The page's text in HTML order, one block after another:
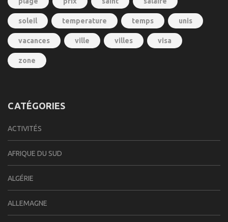
soleil temperature temps unis
vacances ville villes visa
zone
CATÉGORIES
ACTIVITÉS
AFRIQUE DU SUD
ALGÉRIE
ALLEMAGNE